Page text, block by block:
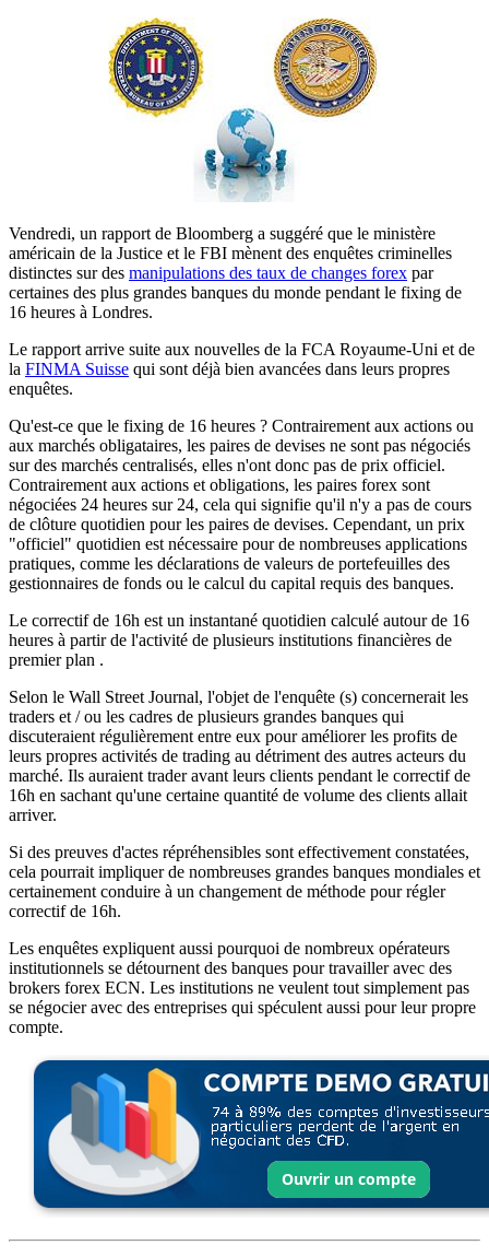
Vendredi, un rapport de Bloomberg a suggéré que le ministère
américain de la Justice et le FBI mènent des enquêtes criminelles
distinctes sur des manipulations des taux de changes forex par
certaines des plus grandes banques du monde pendant le fixing de
16 heures à Londres.
Le rapport arrive suite aux nouvelles de la FCA Royaume-Uni et de
la FINMA Suisse qui sont déjà bien avancées dans leurs propres
enquêtes.
Qu'est-ce que le fixing de 16 heures ? Contrairement aux actions ou
aux marchés obligataires, les paires de devises ne sont pas négociés
sur des marchés centralisés, elles n'ont donc pas de prix officiel.
Contrairement aux actions et obligations, les paires forex sont
négociées 24 heures sur 24, cela qui signifie qu'il n'y a pas de cours
de clôture quotidien pour les paires de devises. Cependant, un prix
"officiel" quotidien est nécessaire pour de nombreuses applications
pratiques, comme les déclarations de valeurs de portefeuilles des
gestionnaires de fonds ou le calcul du capital requis des banques.
Le correctif de 16h est un instantané quotidien calculé autour de 16
heures à partir de l'activité de plusieurs institutions financières de
premier plan .
Selon le Wall Street Journal, l'objet de l'enquête (s) concernerait les
traders et / ou les cadres de plusieurs grandes banques qui
discuteraient régulièrement entre eux pour améliorer les profits de
leurs propres activités de trading au détriment des autres acteurs du
marché. Ils auraient trader avant leurs clients pendant le correctif de
16h en sachant qu'une certaine quantité de volume des clients allait
arriver.
Si des preuves d'actes répréhensibles sont effectivement constatées,
cela pourrait impliquer de nombreuses grandes banques mondiales et
certainement conduire à un changement de méthode pour régler
correctif de 16h.
Les enquêtes expliquent aussi pourquoi de nombreux opérateurs
institutionnels se détournent des banques pour travailler avec des
brokers forex ECN. Les institutions ne veulent tout simplement pas
se négocier avec des entreprises qui spéculent aussi pour leur propre
compte.